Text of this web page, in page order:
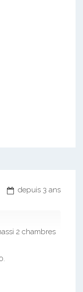
depuis 3 ans
2 chambres